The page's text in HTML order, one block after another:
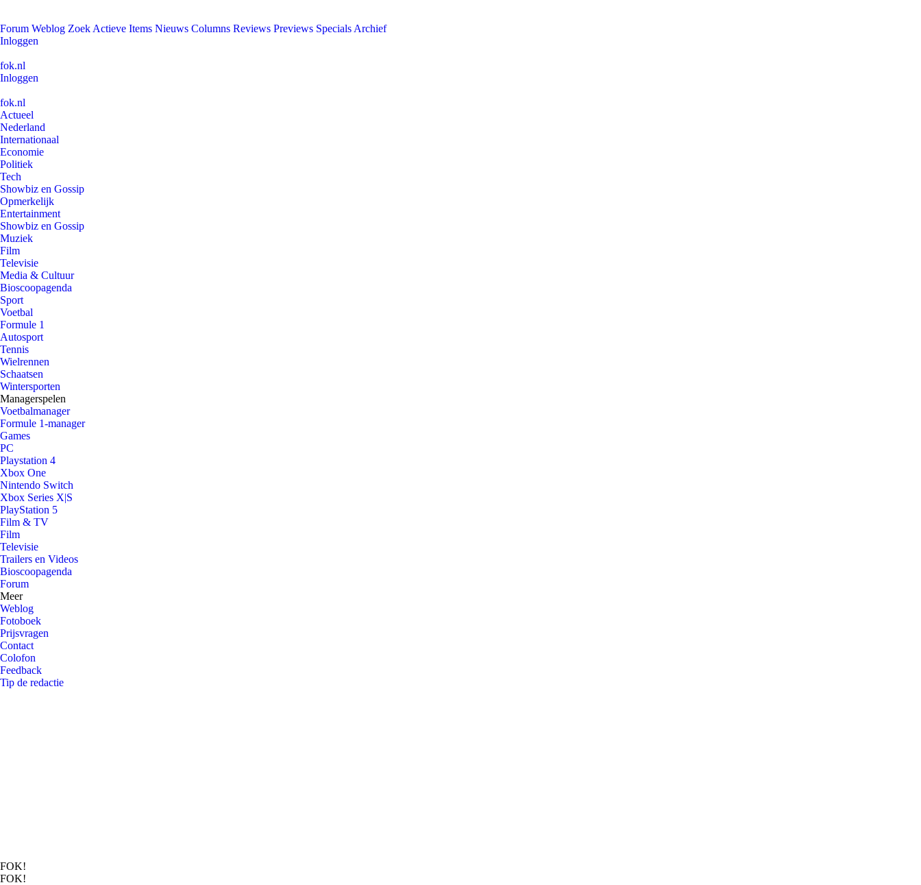
Forum Weblog Zoek Actieve Items Nieuws Columns Reviews Previews Specials Archief
Inloggen
fok.nl
Inloggen
fok.nl
Actueel
Nederland
Internationaal
Economie
Politiek
Tech
Showbiz en Gossip
Opmerkelijk
Entertainment
Showbiz en Gossip
Muziek
Film
Televisie
Media & Cultuur
Bioscoopagenda
Sport
Voetbal
Formule 1
Autosport
Tennis
Wielrennen
Schaatsen
Wintersporten
Managerspelen
Voetbalmanager
Formule 1-manager
Games
PC
Playstation 4
Xbox One
Nintendo Switch
Xbox Series X|S
PlayStation 5
Film & TV
Film
Televisie
Trailers en Videos
Bioscoopagenda
Forum
Meer
Weblog
Fotoboek
Prijsvragen
Contact
Colofon
Feedback
Tip de redactie
FOK!
FOK!